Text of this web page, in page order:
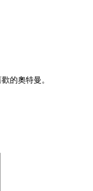
的奧特曼。